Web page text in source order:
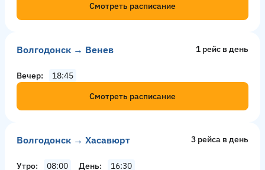
Смотреть расписание
Волгодонск → Венев 1 рейс в день
Вечер
18:45
Смотреть расписание
Волгодонск → Хасавюрт 3 рейсa в день
Утро 08:00 День
16:30